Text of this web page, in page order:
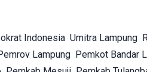
Indonesia Umitra Lampung
Lampung Pemkot Bandar